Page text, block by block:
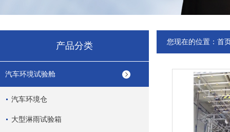
产品分类
汽车环境试验舱
汽车环境仓
大型淋雨试验箱
您现在的位置： 首